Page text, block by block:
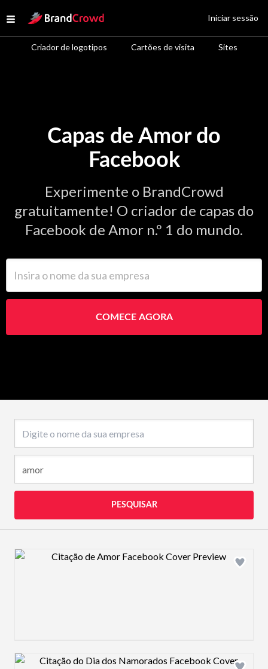
Open menu
Site Logo
Criador de logotipos Cartões de visita Sites
Iniciar sessão
Capas de Amor do
Facebook
Experimente o BrandCrowd
gratuitamente! O criador de capas do
Facebook de Amor n.º 1 do mundo.
COMECE AGORA
PESQUISAR
Design preview image
Design preview image